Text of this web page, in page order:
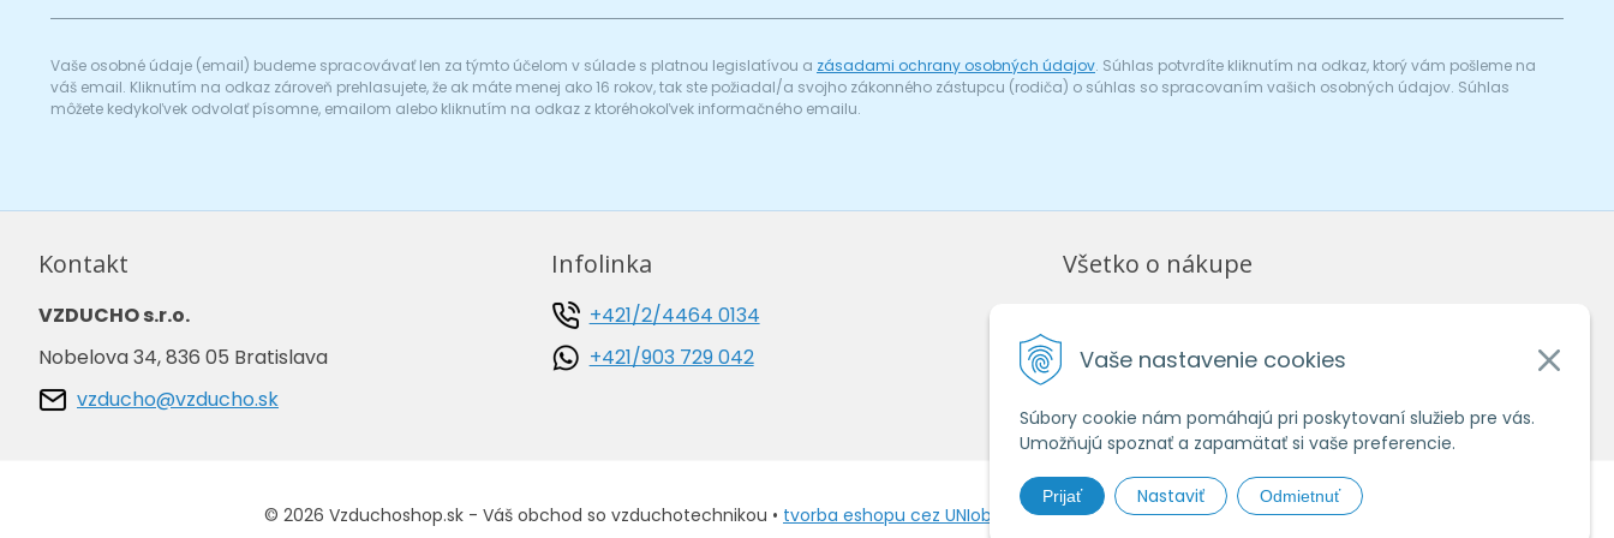
Vaše nastavenie cookies
Súbory cookie nám pomáhajú pri poskytovaní služieb pre vás.
Umožňujú spoznať a zapamätať si vaše preferencie.
Prijať Nastaviť Odmietnuť
Vaše osobné údaje (email) budeme spracovávať len za týmto účelom v súlade s platnou legislatívou a zásadami ochrany osobných údajov. Súhlas potvrdíte kliknutím na odkaz, ktorý vám pošleme na
váš email. Kliknutím na odkaz zároveň prehlasujete, že ak máte menej ako 16 rokov, tak ste požiadal/a svojho zákonného zástupcu (rodiča) o súhlas so spracovaním vašich osobných údajov. Súhlas
môžete kedykoľvek odvolať písomne, emailom alebo kliknutím na odkaz z ktoréhokoľvek informačného emailu.
Kontakt
VZDUCHO s.r.o.
Nobelova 34, 836 05 Bratislava
vzducho@vzducho.sk
Infolinka
+421/2/4464 0134
+421/903 729 042
Všetko o nákupe
Ochrana osobných údajov
© 2026 Vzduchoshop.sk - Váš obchod so vzduchotechnikou • tvorba eshopu cez UNIobchod,webhostingspoločnostiWEBYGROUP